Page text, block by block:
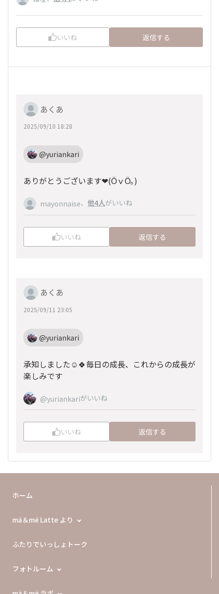
いいね 返信する
あくあ
2025/09/10 18:28
@yuriankari
ありがとうございます❤(ӦｖӦ｡)
mayonnaise、 他4人がいいね
いいね 返信する
あくあ
2025/09/11 23:05
@yuriankari
承知しました☺️🍀毎日の成長、これからの成長が
楽しみです
@yuriankariがいいね
いいね 返信する
ホーム
mä＆më Latte より
ふたりでいっしょトーク
フォトルーム